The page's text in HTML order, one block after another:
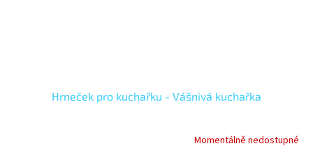
Hrneček pro kuchařku - Vášnivá kuchařka
Momentálně nedostupné